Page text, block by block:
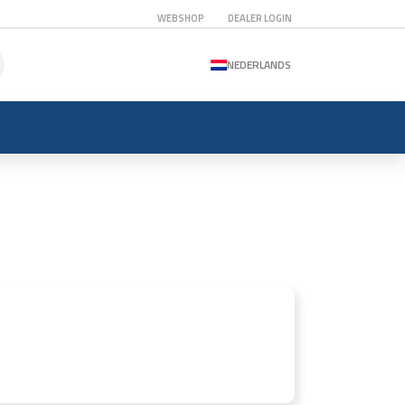
WEBSHOP DEALER LOGIN
NEDERLANDS